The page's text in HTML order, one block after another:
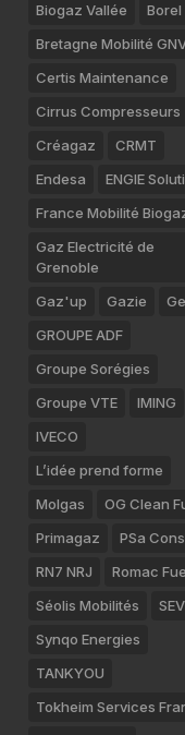
Biogaz Vallée
Borel
Bretagne Mobilité
Certis Maintenance
Cirrus Compresseurs
Créagaz
CRMT
Endesa
ENGIE
France Mobilité
Gaz Electricité de
Grenoble
Gaz'up
Gazie
GROUPE ADF
Groupe Sorégies
Groupe VTE
IMING
IVECO
L’idée prend forme
Molgas
OG Clean
Primagaz
PSa
RN7 NRJ
Romac
Séolis Mobilités
Synqo Energies
TANKYOU
Tokheim Services